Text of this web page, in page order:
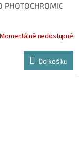
PHOTOCHROMIC
Momentálně nedostupné
Do košíku